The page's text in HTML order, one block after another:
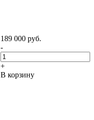
189 000 руб.
-
+
В корзину